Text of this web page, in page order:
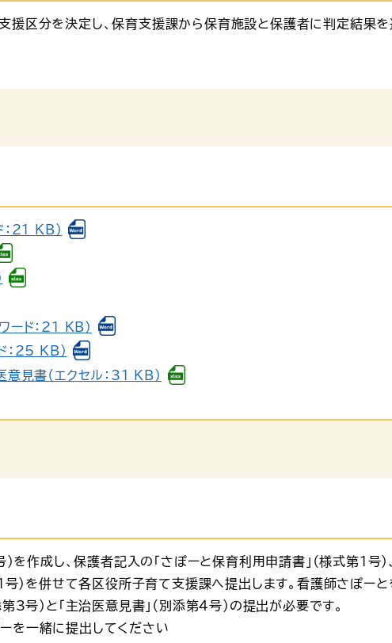
援区分を決定し、保育支援課から保育施設と保護者に判定結果を
21 KB）
ド：21 KB）
25 KB）
見書（エクセル：31 KB）
を作成し、保護者記入の「さぽーと保育利用申請書」（様式第１号）、
1号）を併せて各区役所子育て支援課へ提出します。看護師さぽーと
3号）と「主治医意見書」（別添第4号）の提出が必要です。
を一緒に提出してください